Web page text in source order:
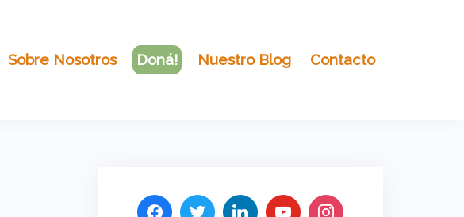
Sobre Nosotros Doná! Nuestro Blog Contacto